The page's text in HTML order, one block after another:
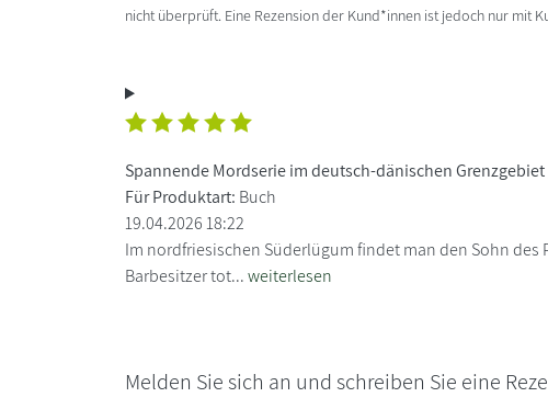
nicht überprüft. Eine Rezension der Kund*innen ist jedoch nur mit
Spannende Mordserie im deutsch-dänischen Grenzgebiet
Für Produktart: Buch
19.04.2026 18:22
Im nordfriesischen Süderlügum findet man den Sohn
Barbesitzer tot...weiterlesen
Melden Sie sich an und schreiben Sie eine